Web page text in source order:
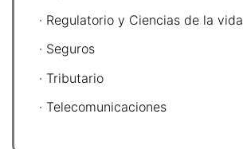
· Regulatorio y Ciencias de la vida
· Seguros
· Tributario
· Telecomunicaciones